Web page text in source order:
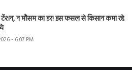
टेंशन, न मौसम का डर! इस फसल से किसान कमा रहे
- 6:07 PM